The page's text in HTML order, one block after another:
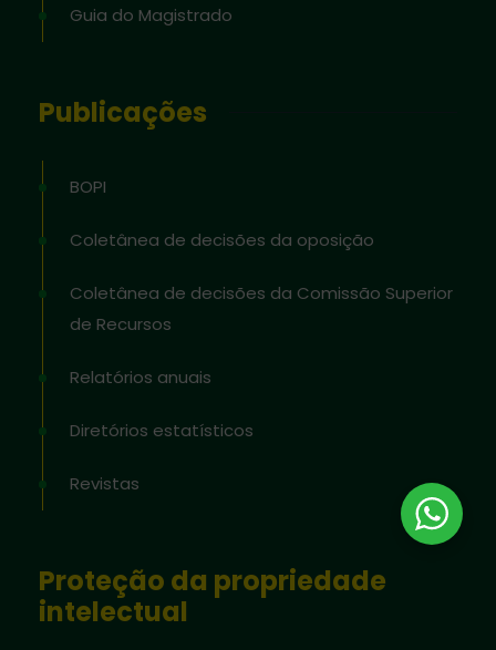
Guia do Magistrado
Publicações
BOPI
Coletânea de decisões da oposição
Coletânea de decisões da Comissão Superior
de Recursos
Relatórios anuais
Diretórios estatísticos
Revistas
Proteção da propriedade
intelectual